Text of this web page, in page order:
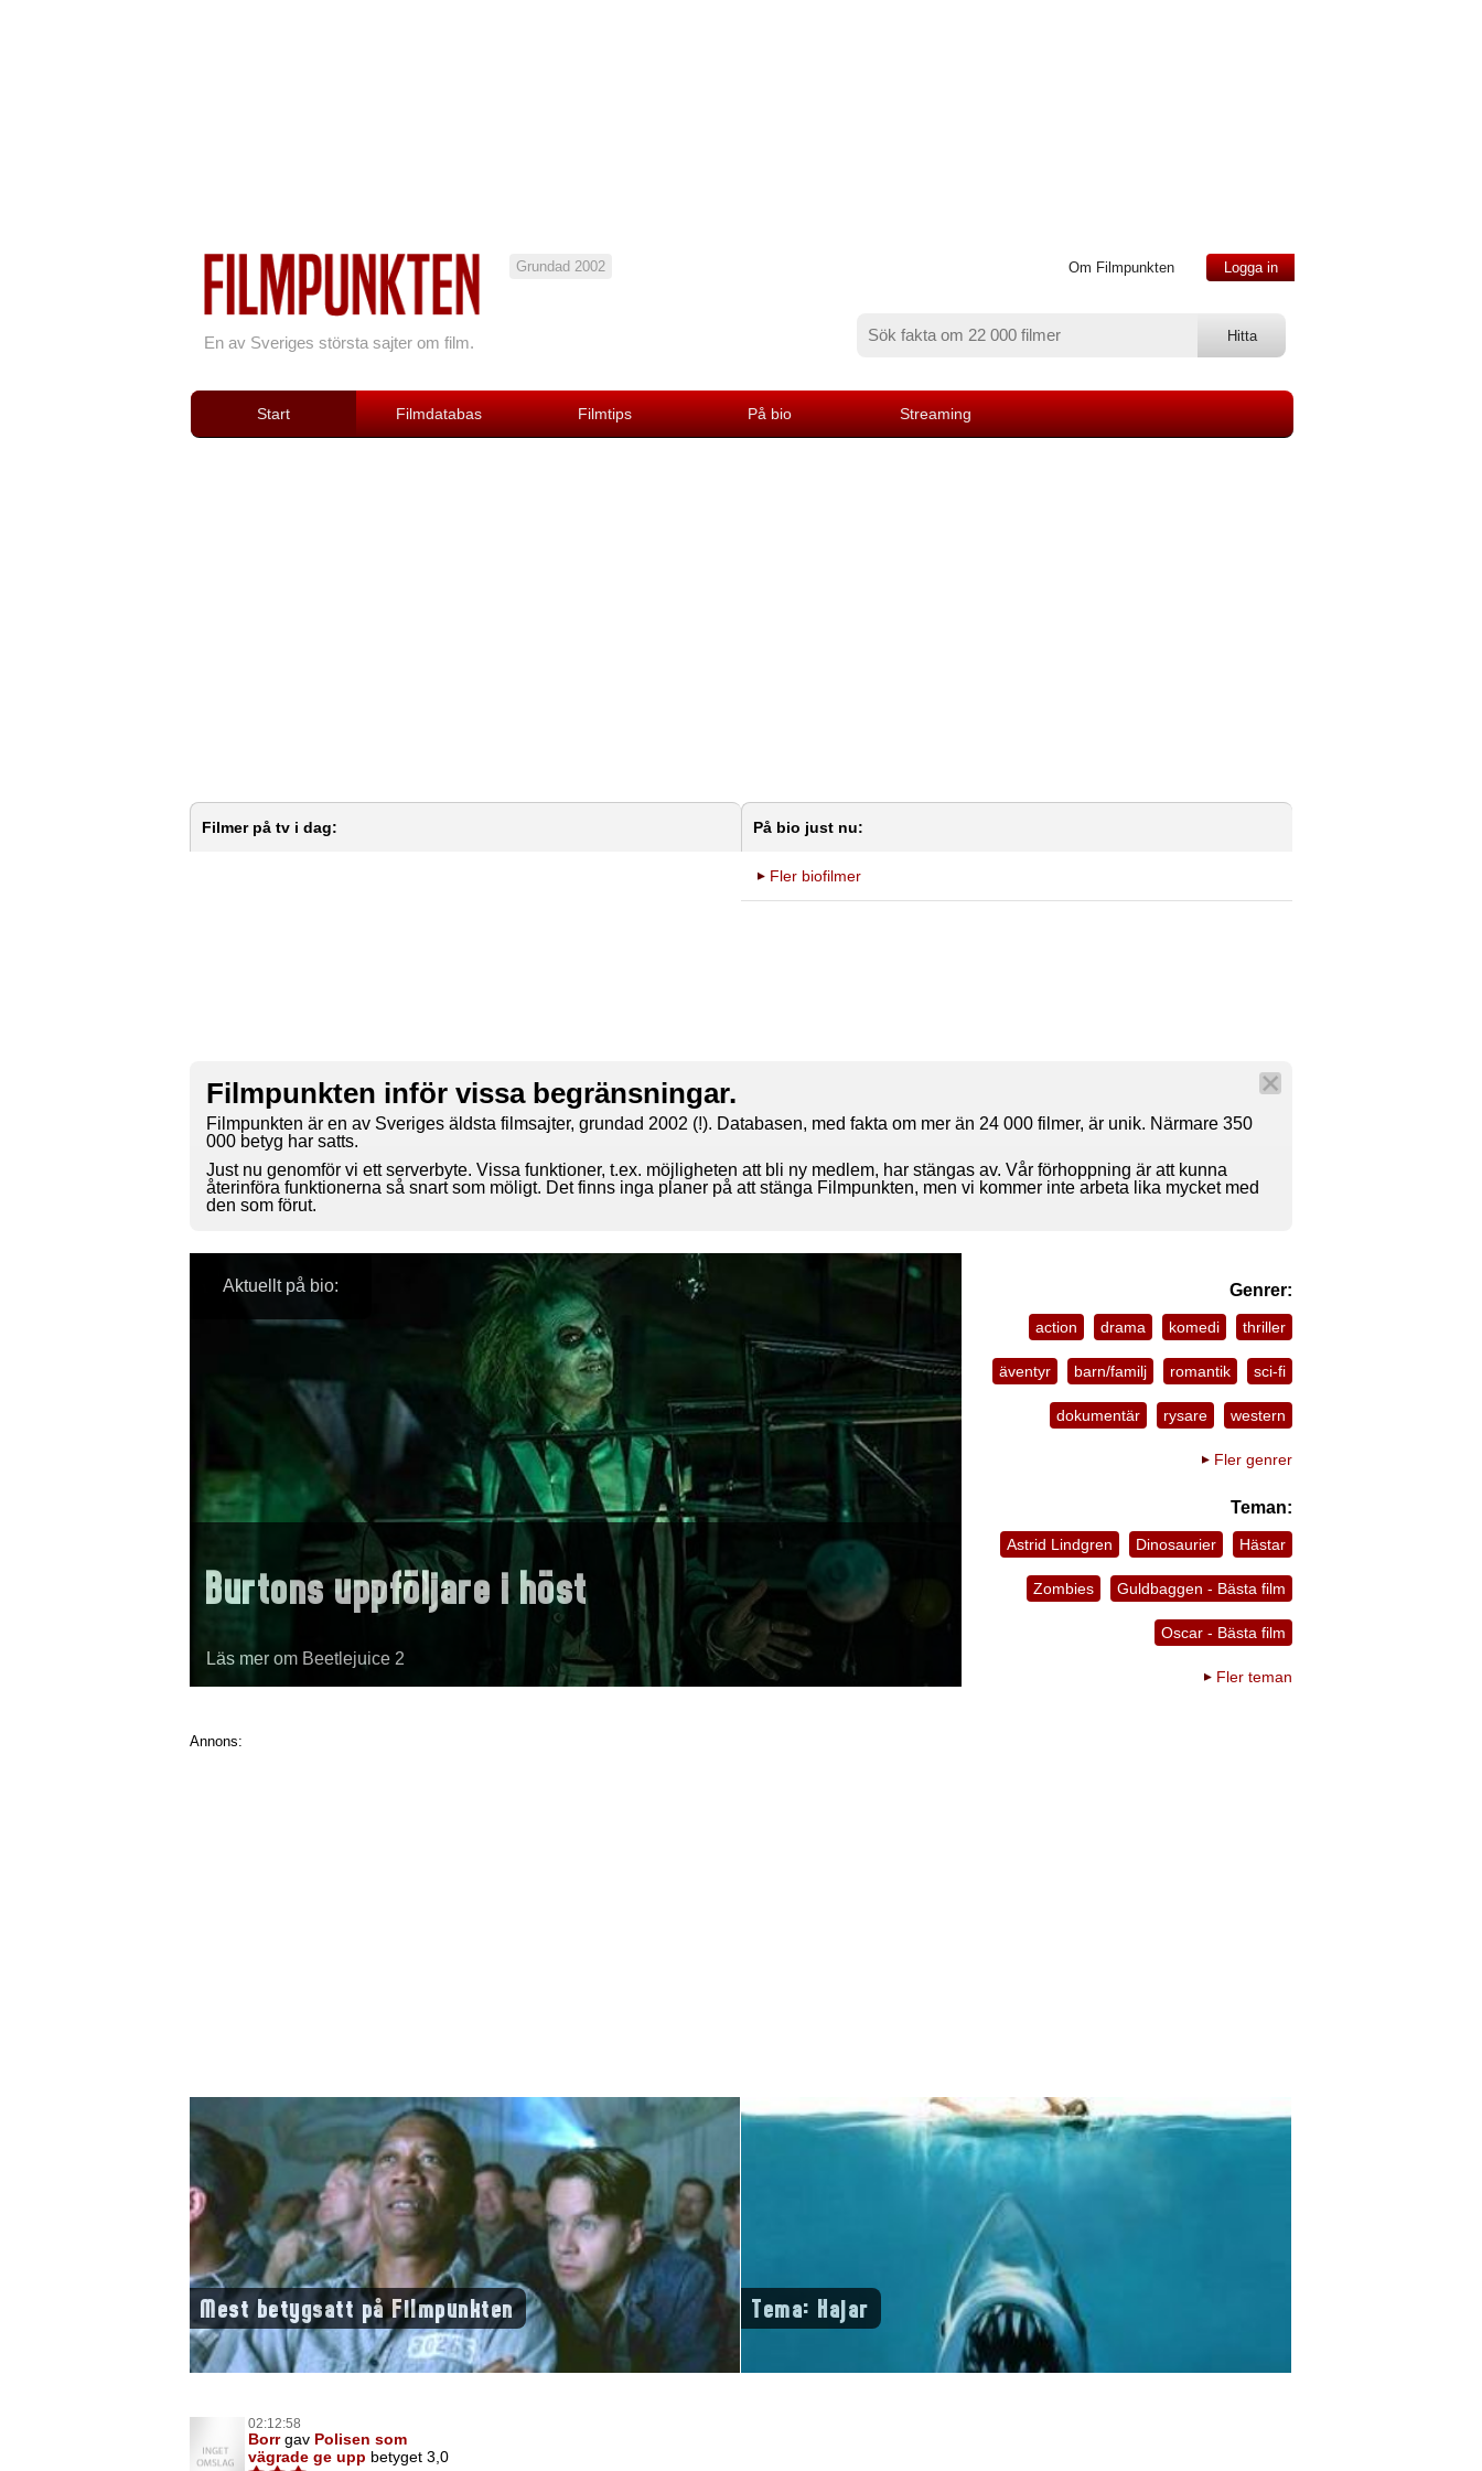
En av Sveriges största sajter om film.
Grundad 2002 Om Filmpunkten Logga in
Start Filmdatabas Filmtips På bio Streaming
Filmer på tv i dag: På bio just nu:
Fler biofilmer
Filmpunkten inför vissa begränsningar.
Filmpunkten är en av Sveriges äldsta filmsajter, grundad 2002 (!). Databasen, med fakta om mer än 24 000 filmer, är unik. Närmare 350
000 betyg har satts.
Just nu genomför vi ett serverbyte. Vissa funktioner, t.ex. möjligheten att bli ny medlem, har stängas av. Vår förhoppning är att kunna
återinföra funktionerna så snart som möligt. Det finns inga planer på att stänga Filmpunkten, men vi kommer inte arbeta lika mycket med
den som förut.
Aktuellt på bio:
Burtons uppföljare i höst
Läs mer om Beetlejuice 2
Genrer:
action drama komedi thriller
äventyr barn/familj romantik sci-fi
dokumentär rysare western
Fler genrer
Teman:
Astrid Lindgren Dinosaurier Hästar
Zombies Guldbaggen - Bästa film
Oscar - Bästa film
Fler teman
Annons:
Mest betygsatt på Filmpunkten Tema: Hajar
02:12:58
Borrgav Polisen som
vägrade ge upp betyget 3,0